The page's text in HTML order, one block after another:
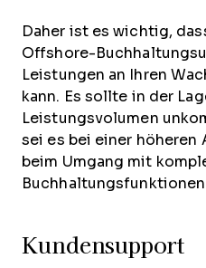
Daher ist es wichtig,
Offshore-
Leistungen an Ihren
kann. Es sollte in der
Leistungsvolumen
sei es bei einer höheren
beim Umgang mit
Kundensupport